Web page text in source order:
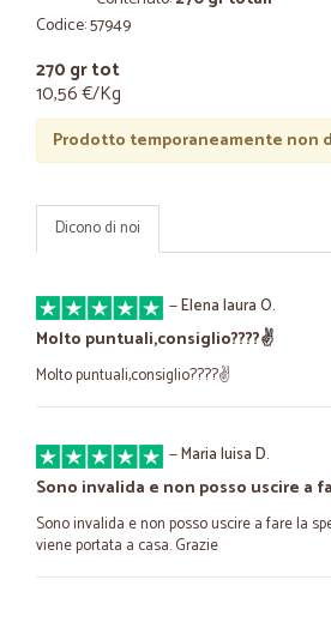
Codice: 57949
270 gr tot
10,56 €/Kg
Prodotto temporaneamente non
Dicono di noi
—Elena laura O.
Molto puntuali,consiglio????✌️
Molto puntuali,consiglio????✌️
—Maria luisa D.
Sono invalida e non posso uscire a
Sono invalida e non posso uscire a fare la
viene portata a casa. Grazie